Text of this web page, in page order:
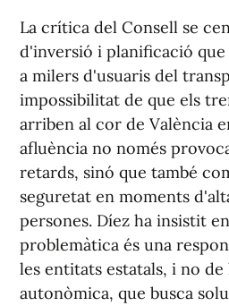
La crítica del Consell se
d'inversió i planificació
a milers d'usuaris del
impossibilitat de que els
arriben al cor de València
afluència no només
retards, sinó que també
seguretat en moments
persones. Díez ha insistit
problemàtica és una
les entitats estatals, i no
autonòmica, que busca